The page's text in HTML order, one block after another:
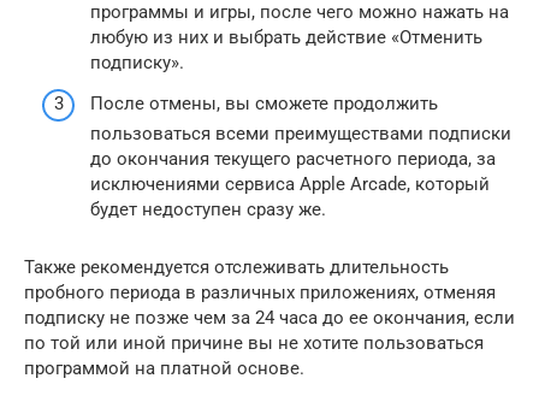
программы и игры, после чего можно нажать на
любую из них и выбрать действие «Отменить
подписку».
После отмены, вы сможете продолжить
пользоваться всеми преимуществами подписки
до окончания текущего расчетного периода, за
исключениями сервиса Apple Arcade, который
будет недоступен сразу же.
Также рекомендуется отслеживать длительность
пробного периода в различных приложениях, отменяя
подписку не позже чем за 24 часа до ее окончания, если
по той или иной причине вы не хотите пользоваться
программой на платной основе.